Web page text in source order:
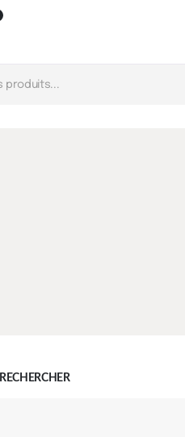
RECHERCHER